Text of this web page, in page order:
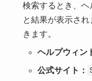
検索するとき、
と結果が表示さ
きます。
ヘルプウィン
公式サイト：